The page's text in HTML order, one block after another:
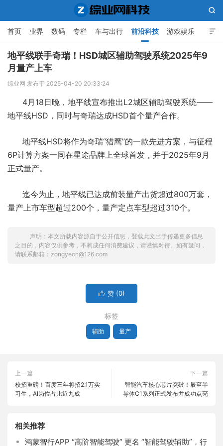
综业网科技

首页 业界 数码 专栏 车与出行 前沿科技 游戏娱乐
人工智能

地平线联手奇瑞！HSD城区辅助驾驶系统2025年9
月量产上车
综业网 发布于 2025-04-20 20:33:24
4月18日晚，地平线宣布推出L2城区辅助驾驶系统——
地平线HSD，同时与奇瑞达成HSD首个量产合作。
地平线HSD将作为奇瑞“猎鹰”的一款先进方案，与征程
6P计算方案一同在星途品牌上全球首发，并于2025年9月
正式量产。
迄今为止，地平线已达成前装量产出货超过800万套，
量产上市车型超过200个，量产定点车型超过310个。
声明：本文所载内容源自于公开信息，登载此文出于传递更多信息
之目的，内容仅供参考，不构成任何消费建议，请谨慎对待。如有疑问，
请联系邮箱：zongyecn@126.com
 赞 (0)
标签
辅助 量产
上一篇
校招重磅！百度三年将招2.1万实
习生，AI岗位占比近九成
下一篇
智能汽车核心芯片突破！辰至半
导体C1系列正式发布并成功点亮
相关推荐
鸿蒙智行APP “高阶智能驾驶” 更名 “智能驾驶辅助”，行